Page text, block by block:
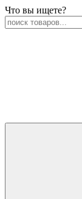
Что вы ищете?